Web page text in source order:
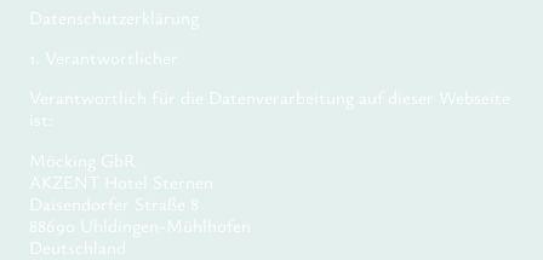
Datenschutzerklärung
1. Verantwortlicher
Verantwortlich für die Datenverarbeitung auf dieser Webseite
ist:
Möcking GbR
AKZENT Hotel Sternen
Daisendorfer Straße 8
88690 Uhldingen-Mühlhofen
Deutschland